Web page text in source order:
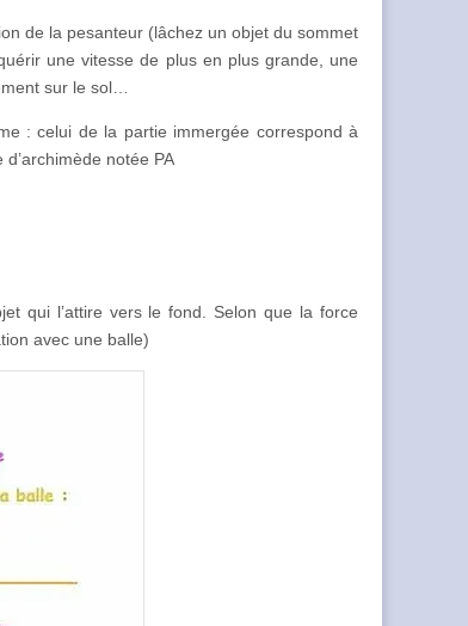
de la pesanteur (lâchez un objet du sommet
une vitesse de plus en plus grande, une
sur le sol…
: celui de la partie immergée correspond à
notée PA
qui l’attire vers le fond. Selon que la force
avec une balle)